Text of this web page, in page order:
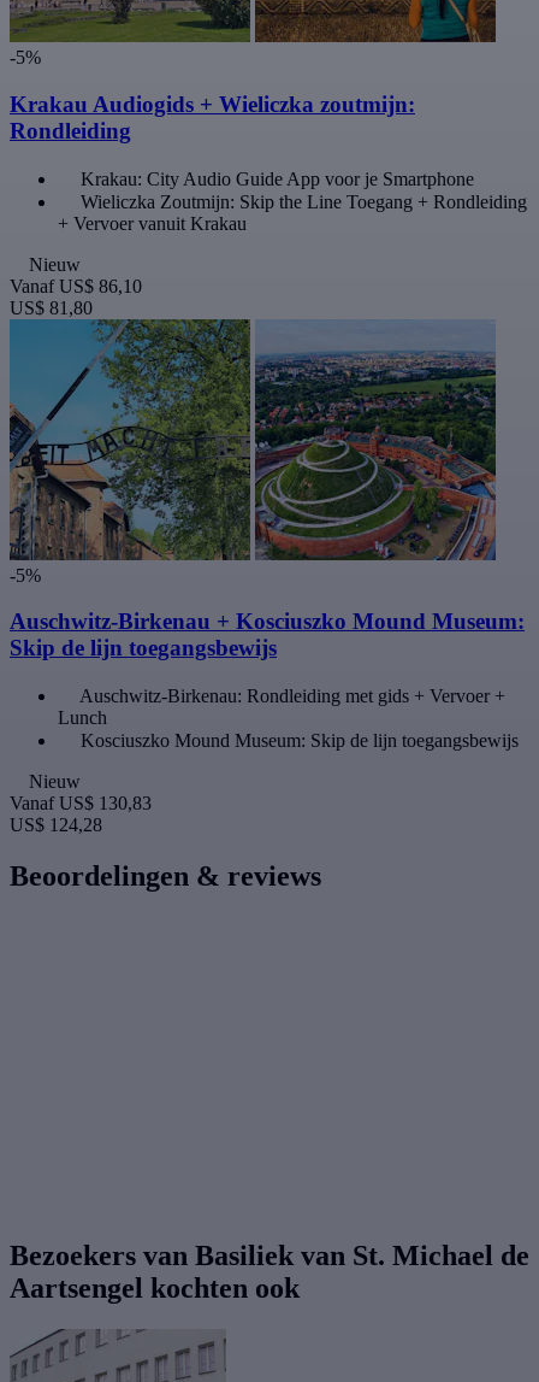
-5%
Krakau Audiogids + Wieliczka zoutmijn:
Rondleiding
Krakau: City Audio Guide App voor je Smartphone
Wieliczka Zoutmijn: Skip the Line Toegang + Rondleiding
+ Vervoer vanuit Krakau
Nieuw
Vanaf US$ 86,10
US$ 81,80
-5%
Auschwitz-Birkenau + Kosciuszko Mound Museum:
Skip de lijn toegangsbewijs
Auschwitz-Birkenau: Rondleiding met gids + Vervoer +
Lunch
Kosciuszko Mound Museum: Skip de lijn toegangsbewijs
Nieuw
Vanaf US$ 130,83
US$ 124,28
Beoordelingen & reviews
Bezoekers van Basiliek van St. Michael de
Aartsengel kochten ook